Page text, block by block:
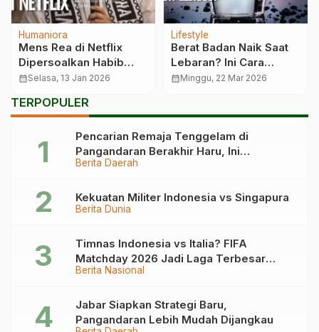
Humaniora
Mens Rea di Netflix
Dipersoalkan Habib
Rizieq Shihab
calendar_monthSelasa, 13 Jan 2026
Lifestyle
Berat Badan Naik Saat
Lebaran? Ini Cara
Cerdas Tanpa Diet Ketat
calendar_monthMinggu, 22 Mar 2026
TERPOPULER
Berita Daerah
Pencarian Remaja Tenggelam di
Pangandaran Berakhir Haru, Ini
Kronologinya
Berita Dunia
Kekuatan Militer Indonesia vs Singapura
Berita Nasional
Timnas Indonesia vs Italia? FIFA
Matchday 2026 Jadi Laga Terbesar
Garuda!
Jabar Siapkan Strategi Baru,
Pangandaran Lebih Mudah Dijangkau